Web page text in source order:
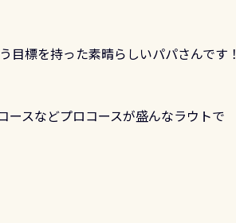
目標を持った素晴らしいパパさんです！
ースなどプロコースが盛んなラウトで